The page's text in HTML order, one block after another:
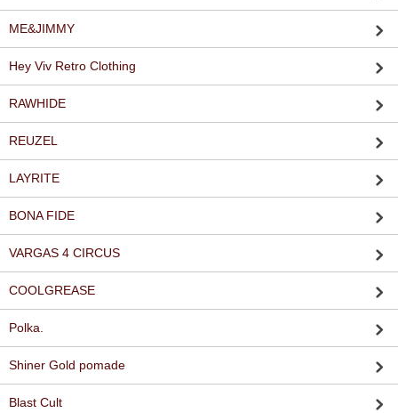
ME&JIMMY
Hey Viv Retro Clothing
RAWHIDE
REUZEL
LAYRITE
BONA FIDE
VARGAS 4 CIRCUS
COOLGREASE
Polka.
Shiner Gold pomade
Blast Cult